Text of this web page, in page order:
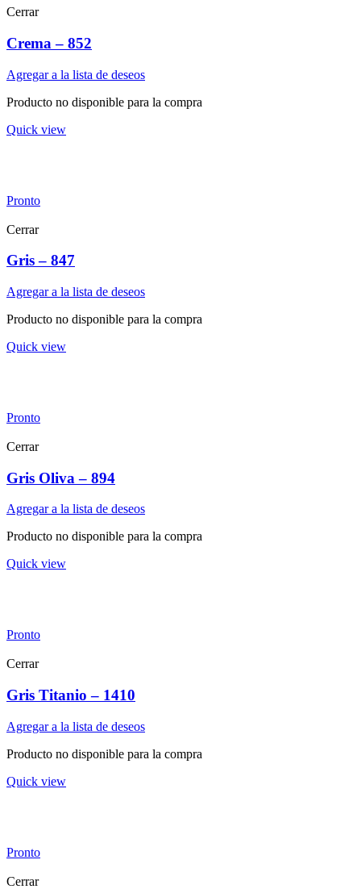
Cerrar
Crema – 852
Agregar a la lista de deseos
Producto no disponible para la compra
Quick view
Pronto
Cerrar
Gris – 847
Agregar a la lista de deseos
Producto no disponible para la compra
Quick view
Pronto
Cerrar
Gris Oliva – 894
Agregar a la lista de deseos
Producto no disponible para la compra
Quick view
Pronto
Cerrar
Gris Titanio – 1410
Agregar a la lista de deseos
Producto no disponible para la compra
Quick view
Pronto
Cerrar